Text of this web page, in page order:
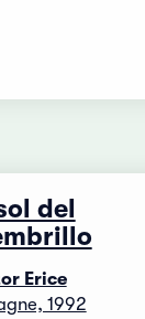
del
Erice
1992